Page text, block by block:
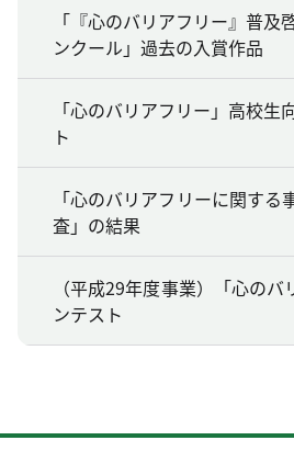
「『心のバリアフリー』普及
ンクール」過去の入賞作品
「心のバリアフリー」高校生
ト
「心のバリアフリーに関する
査」の結果
（平成29年度事業）「心の
ンテスト